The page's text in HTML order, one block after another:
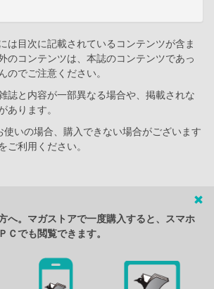
は目次に記載されているコンテンツが含ま
のコンテンツは、本誌のコンテンツであっ
のでご注意ください。
誌と内容が一部異なる場合や、掲載されな
あります。
いの場合、購入できない場合がございます
ご利用ください。
へ。マガストアで一度購入すると、スマホ
Ｃでも閲覧できます。